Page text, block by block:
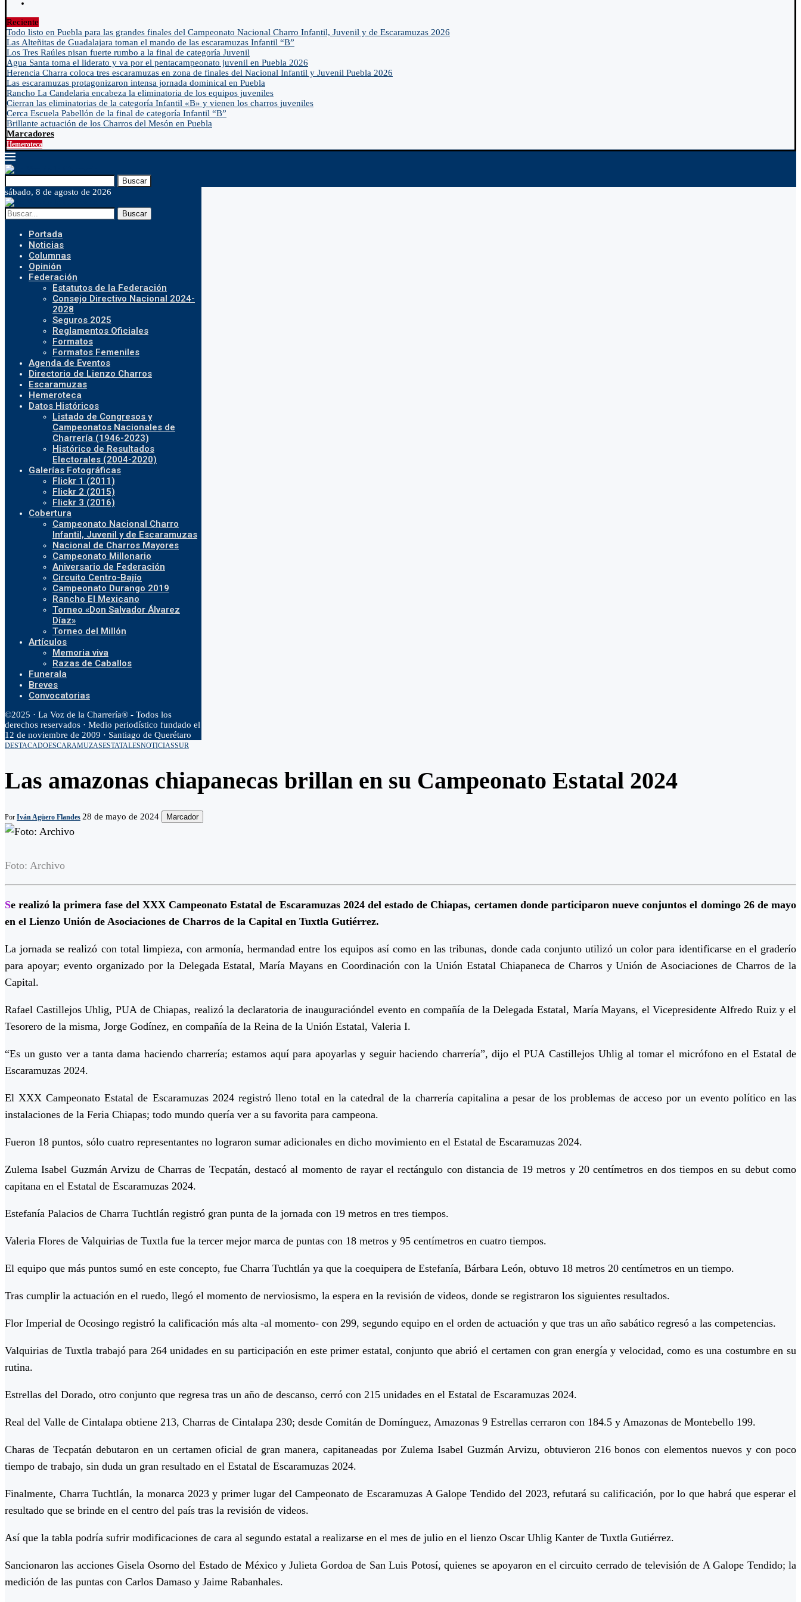
Reciente
Todo listo en Puebla para las grandes finales del Campeonato Nacional Charro Infantil, Juvenil y de Escaramuzas 2026
Las Alteñitas de Guadalajara toman el mando de las escaramuzas Infantil “B”
Los Tres Raúles pisan fuerte rumbo a la final de categoría Juvenil
Agua Santa toma el liderato y va por el pentacampeonato juvenil en Puebla 2026
Herencia Charra coloca tres escaramuzas en zona de finales del Nacional Infantil y Juvenil Puebla 2026
Las escaramuzas protagonizaron intensa jornada dominical en Puebla
Rancho La Candelaria encabeza la eliminatoria de los equipos juveniles
Cierran las eliminatorias de la categoría Infantil «B» y vienen los charros juveniles
Cerca Escuela Pabellón de la final de categoría Infantil “B”
Brillante actuación de los Charros del Mesón en Puebla
Marcadores
Hemeroteca
Buscar
sábado, 8 de agosto de 2026
Buscar
Portada
Noticias
Columnas
Opinión
Federación
Estatutos de la Federación
Consejo Directivo Nacional 2024-
2028
Seguros 2025
Reglamentos Oficiales
Formatos
Formatos Femeniles
Agenda de Eventos
Directorio de Lienzo Charros
Escaramuzas
Hemeroteca
Datos Históricos
Listado de Congresos y
Campeonatos Nacionales de
Charrería (1946-2023)
Histórico de Resultados
Electorales (2004-2020)
Galerías Fotográficas
Flickr 1 (2011)
Flickr 2 (2015)
Flickr 3 (2016)
Cobertura
Campeonato Nacional Charro
Infantil, Juvenil y de Escaramuzas
Nacional de Charros Mayores
Campeonato Millonario
Aniversario de Federación
Circuito Centro-Bajío
Campeonato Durango 2019
Rancho El Mexicano
Torneo «Don Salvador Álvarez
Díaz»
Torneo del Millón
Artículos
Memoria viva
Razas de Caballos
Funerala
Breves
Convocatorias
©2025 · La Voz de la Charrería® - Todos los
derechos reservados · Medio periodístico fundado el
12 de noviembre de 2009 · Santiago de Querétaro
DESTACADOESCARAMUZASESTATALESNOTICIASSUR
Las amazonas chiapanecas brillan en su Campeonato Estatal 2024
Por Iván Agüero Flandes 28 de mayo de 2024 Marcador
Foto: Archivo
Se realizó la primera fase del XXX Campeonato Estatal de Escaramuzas 2024 del estado de Chiapas, certamen donde participaron nueve conjuntos el domingo 26 de mayo
en el Lienzo Unión de Asociaciones de Charros de la Capital en Tuxtla Gutiérrez.
La jornada se realizó con total limpieza, con armonía, hermandad entre los equipos así como en las tribunas, donde cada conjunto utilizó un color para identificarse en el graderío
para apoyar; evento organizado por la Delegada Estatal, María Mayans en Coordinación con la Unión Estatal Chiapaneca de Charros y Unión de Asociaciones de Charros de la
Capital.
Rafael Castillejos Uhlig, PUA de Chiapas, realizó la declaratoria de inauguracióndel evento en compañía de la Delegada Estatal, María Mayans, el Vicepresidente Alfredo Ruiz y el
Tesorero de la misma, Jorge Godínez, en compañía de la Reina de la Unión Estatal, Valeria I.
“Es un gusto ver a tanta dama haciendo charrería; estamos aquí para apoyarlas y seguir haciendo charrería”, dijo el PUA Castillejos Uhlig al tomar el micrófono en el Estatal de
Escaramuzas 2024.
El XXX Campeonato Estatal de Escaramuzas 2024 registró lleno total en la catedral de la charrería capitalina a pesar de los problemas de acceso por un evento político en las
instalaciones de la Feria Chiapas; todo mundo quería ver a su favorita para campeona.
Fueron 18 puntos, sólo cuatro representantes no lograron sumar adicionales en dicho movimiento en el Estatal de Escaramuzas 2024.
Zulema Isabel Guzmán Arvizu de Charras de Tecpatán, destacó al momento de rayar el rectángulo con distancia de 19 metros y 20 centímetros en dos tiempos en su debut como
capitana en el Estatal de Escaramuzas 2024.
Estefanía Palacios de Charra Tuchtlán registró gran punta de la jornada con 19 metros en tres tiempos.
Valeria Flores de Valquirias de Tuxtla fue la tercer mejor marca de puntas con 18 metros y 95 centímetros en cuatro tiempos.
El equipo que más puntos sumó en este concepto, fue Charra Tuchtlán ya que la coequipera de Estefanía, Bárbara León, obtuvo 18 metros 20 centímetros en un tiempo.
Tras cumplir la actuación en el ruedo, llegó el momento de nerviosismo, la espera en la revisión de videos, donde se registraron los siguientes resultados.
Flor Imperial de Ocosingo registró la calificación más alta -al momento- con 299, segundo equipo en el orden de actuación y que tras un año sabático regresó a las competencias.
Valquirias de Tuxtla trabajó para 264 unidades en su participación en este primer estatal, conjunto que abrió el certamen con gran energía y velocidad, como es una costumbre en su
rutina.
Estrellas del Dorado, otro conjunto que regresa tras un año de descanso, cerró con 215 unidades en el Estatal de Escaramuzas 2024.
Real del Valle de Cintalapa obtiene 213, Charras de Cintalapa 230; desde Comitán de Domínguez, Amazonas 9 Estrellas cerraron con 184.5 y Amazonas de Montebello 199.
Charas de Tecpatán debutaron en un certamen oficial de gran manera, capitaneadas por Zulema Isabel Guzmán Arvizu, obtuvieron 216 bonos con elementos nuevos y con poco
tiempo de trabajo, sin duda un gran resultado en el Estatal de Escaramuzas 2024.
Finalmente, Charra Tuchtlán, la monarca 2023 y primer lugar del Campeonato de Escaramuzas A Galope Tendido del 2023, refutará su calificación, por lo que habrá que esperar el
resultado que se brinde en el centro del país tras la revisión de videos.
Así que la tabla podría sufrir modificaciones de cara al segundo estatal a realizarse en el mes de julio en el lienzo Oscar Uhlig Kanter de Tuxtla Gutiérrez.
Sancionaron las acciones Gisela Osorno del Estado de México y Julieta Gordoa de San Luis Potosí, quienes se apoyaron en el circuito cerrado de televisión de A Galope Tendido; la
medición de las puntas con Carlos Damaso y Jaime Rabanhales.